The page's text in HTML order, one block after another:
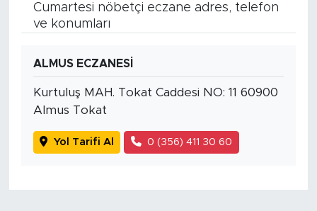
Cumartesi nöbetçi eczane adres, telefon
ve konumları
ALMUS ECZANESİ
Kurtuluş MAH. Tokat Caddesi NO: 11 60900
Almus Tokat
Yol Tarifi Al 0 (356) 411 30 60